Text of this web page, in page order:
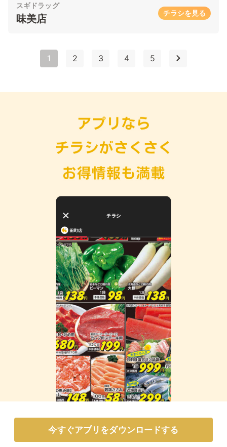
スギドラッグ
味美店 チラシを見る
1 2 3 4 5
今すぐアプリをダウンロードする